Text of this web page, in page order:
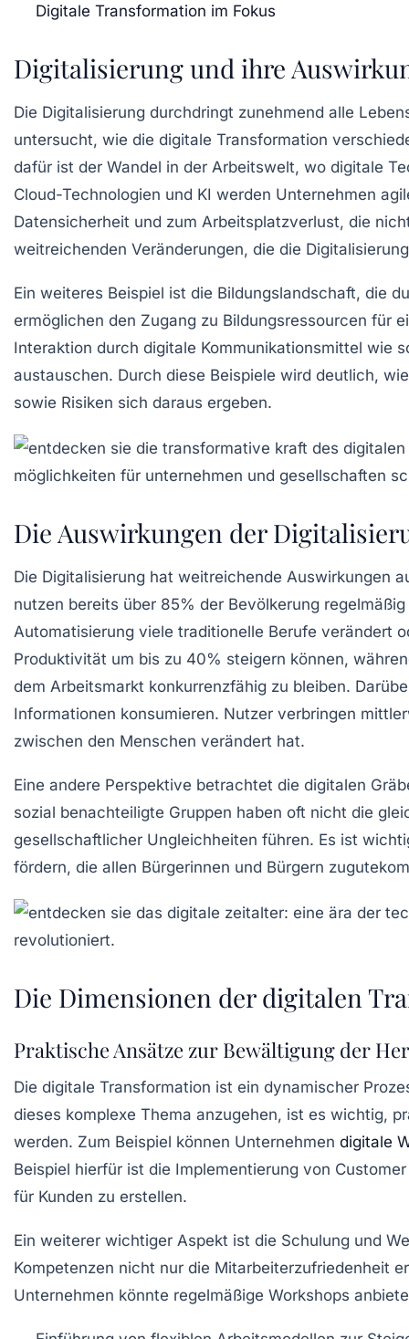
Digitale Transformation im Fokus
Digitalisierung und ihre
Die Digitalisierung durchdringt zunehmend alle
untersucht, wie die digitale Transformation
dafür ist der Wandel in der Arbeitswelt, wo digitale
Cloud-Technologien und KI werden Unternehmen
Datensicherheit und zum Arbeitsplatzverlust, die
weitreichenden Veränderungen, die die
Ein weiteres Beispiel ist die Bildungslandschaft, die
ermöglichen den Zugang zu Bildungsressourcen für
Interaktion durch digitale Kommunikationsmittel wie
austauschen. Durch diese Beispiele wird deutlich,
sowie Risiken sich daraus ergeben.
Die Auswirkungen der
Die Digitalisierung hat weitreichende Auswirkungen
nutzen bereits über 85% der Bevölkerung
Automatisierung viele traditionelle Berufe verändert
Produktivität um bis zu 40% steigern können,
dem Arbeitsmarkt konkurrenzfähig zu bleiben.
Informationen konsumieren. Nutzer verbringen
zwischen den Menschen verändert hat.
Eine andere Perspektive betrachtet die digitalen
sozial benachteiligte Gruppen haben oft nicht die
gesellschaftlicher Ungleichheiten führen. Es ist
fördern, die allen Bürgerinnen und Bürgern
Die Dimensionen der digitalen
Praktische Ansätze zur Bewältigung der
Die digitale Transformation ist ein dynamischer
dieses komplexe Thema anzugehen, ist es wichtig,
werden. Zum Beispiel können Unternehmen digitale
Beispiel hierfür ist die Implementierung von
für Kunden zu erstellen.
Ein weiterer wichtiger Aspekt ist die Schulung und
Kompetenzen nicht nur die Mitarbeiterzufriedenheit
Unternehmen könnte regelmäßige Workshops